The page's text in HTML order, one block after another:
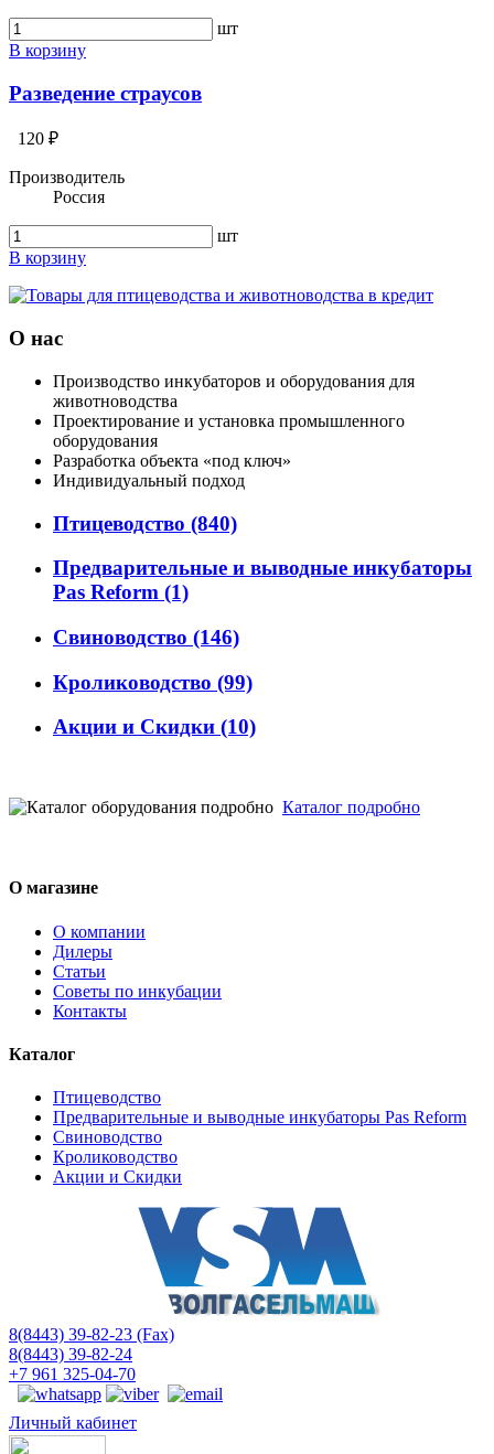
шт
В корзину
Разведение страусов
120 ₽
Производитель
Россия
шт
В корзину
О нас
Производство инкубаторов и оборудования для
животноводства
Проектирование и установка промышленного
оборудования
Разработка объекта «под ключ»
Индивидуальный подход
Птицеводство (840)
Предварительные и выводные инкубаторы
Pas Reform (1)
Свиноводство (146)
Кролиководство (99)
Акции и Скидки (10)
Каталог подробно
О магазине
О компании
Дилеры
Статьи
Советы по инкубации
Контакты
Каталог
Птицеводство
Предварительные и выводные инкубаторы Pas Reform
Свиноводство
Кролиководство
Акции и Скидки
8(8443) 39-82-23 (Fax)
8(8443) 39-82-24
+7 961 325-04-70
Личный кабинет